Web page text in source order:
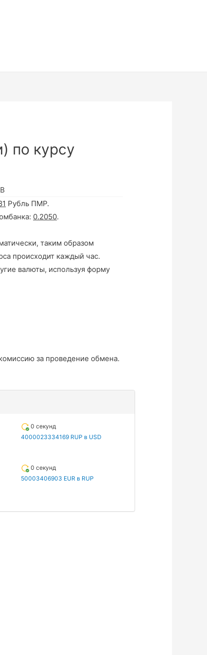
по курсу
Рубль ПМР.
0.2050.
таким образом
происходит каждый час.
валюты, используя форму
за проведение обмена.
0 секунд
4000023334169 RUP в USD
0 секунд
50003406903 EUR в RUP